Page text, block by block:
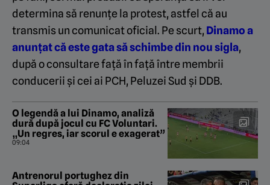
determina să renunțe la protest, astfel că au
transmis un comunicat oficial. Pe scurt, Dinamo a
anunțat că este gata să schimbe din nou sigla,
după o consultare față în față între membrii
conducerii și cei ai PCH, Peluzei Sud și DDB.
O legendă a lui Dinamo, analiză
dură după jocul cu FC Voluntari.
„Un regres, iar scorul e exagerat”
09:04
Antrenorul portughez din